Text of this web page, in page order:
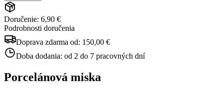
Doručenie: 6,90 €
Podrobnosti doručenia
Doprava zdarma od: 150,00 €
Doba dodania: od 2 do 7 pracovných dní
Porcelánová miska